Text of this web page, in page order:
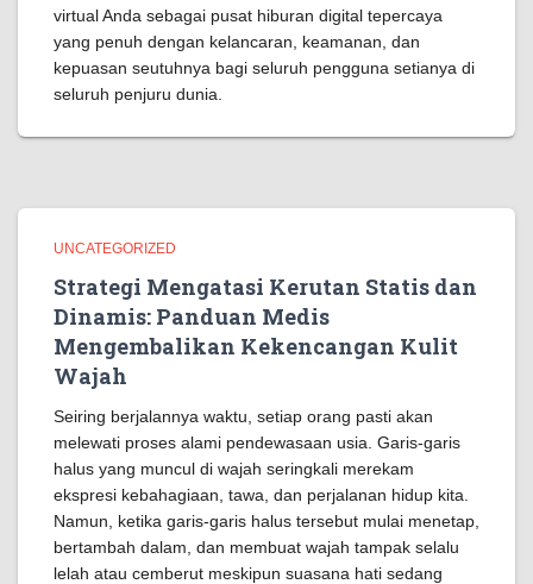
virtual Anda sebagai pusat hiburan digital tepercaya
yang penuh dengan kelancaran, keamanan, dan
kepuasan seutuhnya bagi seluruh pengguna setianya di
seluruh penjuru dunia.
UNCATEGORIZED
Strategi Mengatasi Kerutan Statis dan
Dinamis: Panduan Medis
Mengembalikan Kekencangan Kulit
Wajah
Seiring berjalannya waktu, setiap orang pasti akan
melewati proses alami pendewasaan usia. Garis-garis
halus yang muncul di wajah seringkali merekam
ekspresi kebahagiaan, tawa, dan perjalanan hidup kita.
Namun, ketika garis-garis halus tersebut mulai menetap,
bertambah dalam, dan membuat wajah tampak selalu
lelah atau cemberut meskipun suasana hati sedang